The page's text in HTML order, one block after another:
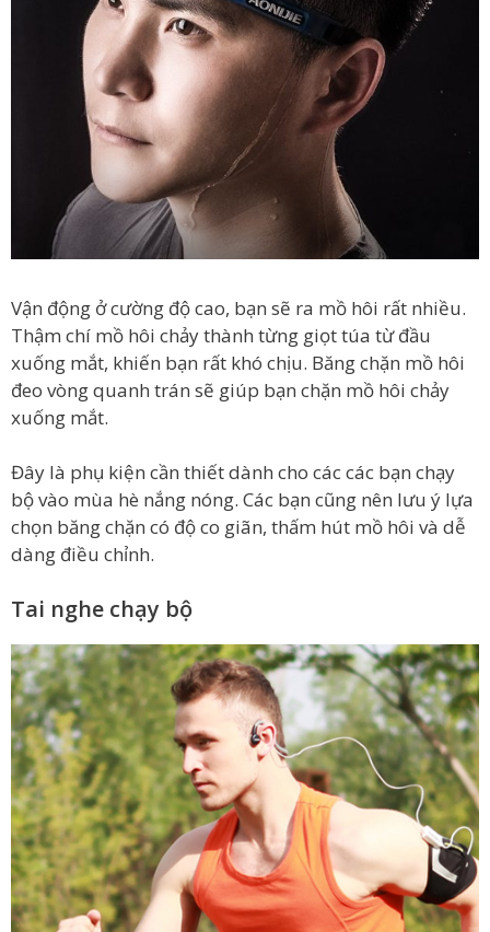
Vận động ở cường độ cao, bạn sẽ ra mồ hôi rất nhiều.
Thậm chí mồ hôi chảy thành từng giọt túa từ đầu
xuống mắt, khiến bạn rất khó chịu. Băng chặn mồ hôi
đeo vòng quanh trán sẽ giúp bạn chặn mồ hôi chảy
xuống mắt.
Đây là phụ kiện cần thiết dành cho các các bạn chạy
bộ vào mùa hè nắng nóng. Các bạn cũng nên lưu ý lựa
chọn băng chặn có độ co giãn, thấm hút mồ hôi và dễ
dàng điều chỉnh.
Tai nghe chạy bộ